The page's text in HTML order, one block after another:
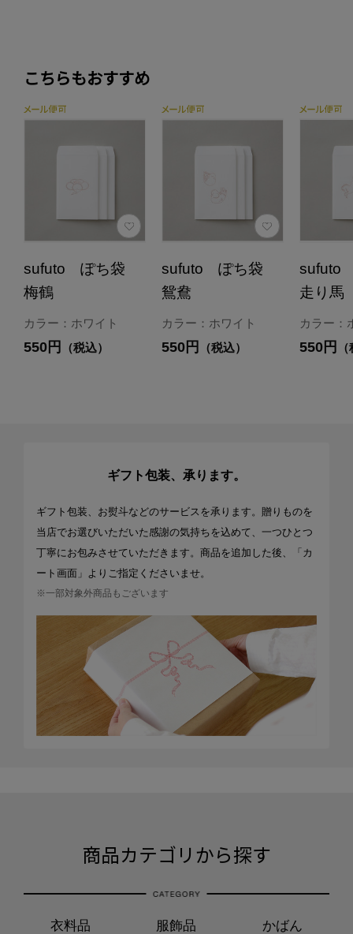
こちらもおすすめ
sufuto ぽち袋
梅鶴
カラー：ホワイト
550円 （税込）
sufuto ぽち袋
鴛鴦
カラー：ホワイト
550円 （税込）
走り馬
カラー：
550円
ギフト包装、承ります。
ギフト包装、お熨斗などのサービスを承ります。贈りものを
当店でお選びいただいた感謝の気持ちを込めて、一つひとつ
丁寧にお包みさせていただきます。商品を追加した後、「カ
ート画面」よりご指定くださいませ。
※一部対象外商品もございます
商品カテゴリから探す
衣料品 服飾品 かばん